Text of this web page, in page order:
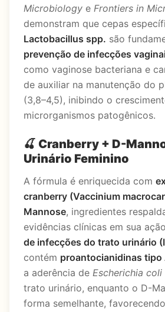
Microbiology e Frontiers in
demonstram que cepas
Lactobacillus spp. são
prevenção de infecções
como vaginose bacteriana e
de auxiliar na manutenção do
(3,8–4,5), inibindo o
microrganismos patogênicos.
🍒 Cranberry + D-
Urinário Feminino
A fórmula é enriquecida com
cranberry (Vaccinium
Mannose, ingredientes
evidências clínicas em sua
de infecções do trato urinário
contém proantocianidinas tipo
a aderência de Escherichia coli
trato urinário, enquanto o D-
forma semelhante,